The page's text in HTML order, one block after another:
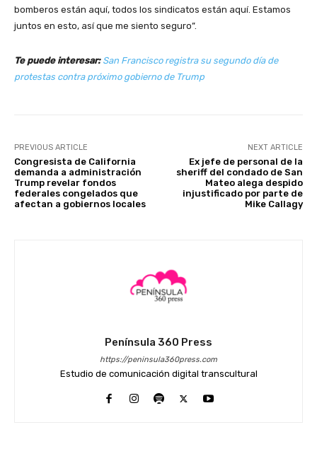
bomberos están aquí, todos los sindicatos están aquí. Estamos
juntos en esto, así que me siento seguro”.
Te puede interesar: San Francisco registra su segundo día de
protestas contra próximo gobierno de Trump
PREVIOUS ARTICLE
Congresista de California
demanda a administración
Trump revelar fondos
federales congelados que
afectan a gobiernos locales
NEXT ARTICLE
Ex jefe de personal de la
sheriff del condado de San
Mateo alega despido
injustificado por parte de
Mike Callagy
Península 360 Press
https://peninsula360press.com
Estudio de comunicación digital transcultural